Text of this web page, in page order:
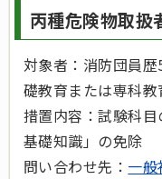
丙種危険物取扱
対象者：消防団員
礎教育または専科
措置内容：試験科
基礎知識」の免除
問い合わせ先： 一